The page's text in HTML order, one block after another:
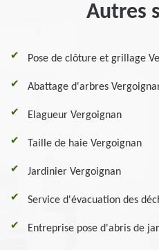
Autres
Pose de clôture et grillage
Abattage d'arbres
Elagueur Vergoignan
Taille de haie Vergoignan
Jardinier Vergoignan
Service d'évacuation des
Entreprise pose d'abris de